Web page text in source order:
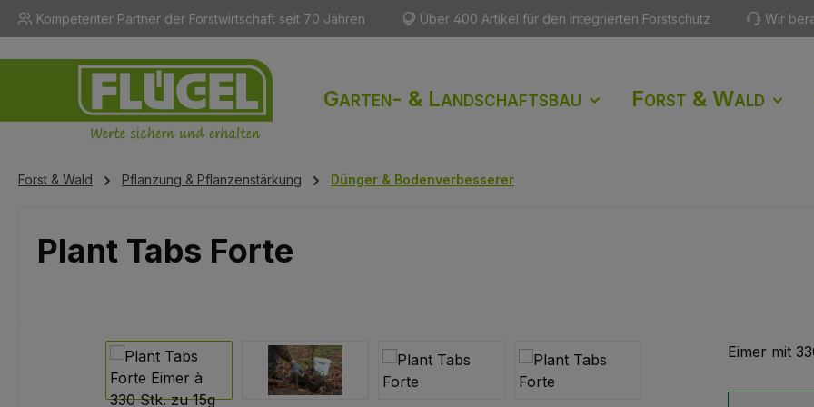
Hauptinhalt springen
Zur Suche springen
Zur Hauptnavigation springen
Kompetenter Partner der Forstwirtschaft seit 70 Jahren Über 400 Artikel für den integrierten Forstschutz Wir
Garten- & Landschaftsbau Forst & Wald
Forst & Wald Pflanzung & Pflanzenstärkung Dünger & Bodenverbesserer
Plant Tabs Forte
Bildergalerie überspringen Eimer mit